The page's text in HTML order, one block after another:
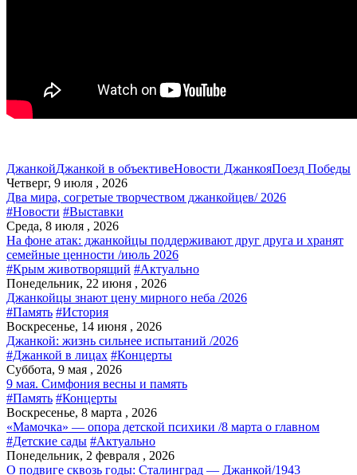
ДжанкойДжанкой в объективеНовости ДжанкояПоезд Победы
Четверг, 9 июля , 2026
Два мира, согретые творчеством джанкойцев/ 2026
#Новости #Выставки
Среда, 8 июля , 2026
На фоне атак: джанкойцы поддерживают друг друга и хранят
семейные ценности /июль 2026
#Крым животворящий #Актуально
Понедельник, 22 июня , 2026
Джанкойцы знают цену мирного неба /2026
#Память #История
Воскресенье, 14 июня , 2026
Джанкой: жизнь сильнее испытаний /2026
#Джанкой в лицах #Концерты
Суббота, 9 мая , 2026
9 мая. Симфония весны и память
#Память #Концерты
Воскресенье, 8 марта , 2026
«Мамочка» — опора детской психики /8 марта о главном
#Детские сады #Актуально
Понедельник, 2 февраля , 2026
О подвиге сквозь годы: Сталинград — Джанкой/1943